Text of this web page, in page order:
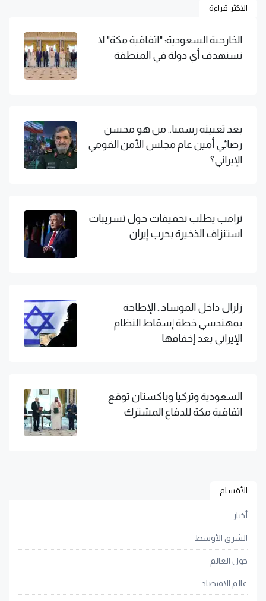
الاكثر قراءة
الخارجية السعودية: "اتفاقية مكة" لا
تستهدف أي دولة في المنطقة
بعد تعيينه رسميا.. من هو محسن
رضائي أمين عام مجلس الأمن القومي
الإيراني؟
ترامب يطلب تحقيقات حول تسريبات
استنزاف الذخيرة بحرب إيران
زلزال داخل الموساد.. الإطاحة
بمهندسي خطة إسقاط النظام
الإيراني بعد إخفاقها
السعودية وتركيا وباكستان توقع
اتفاقية مكة للدفاع المشترك
الأقسام
أخبار
الشرق الأوسط
حول العالم
عالم الاقتصاد